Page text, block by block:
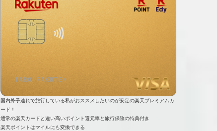
国内外子連れで旅行している私がおススメしたいのが安定の楽天プレミアムカ
ード！
通常の楽天カードと違い高いポイント還元率と旅行保険の特典付き
楽天ポイントはマイルにも変換できる